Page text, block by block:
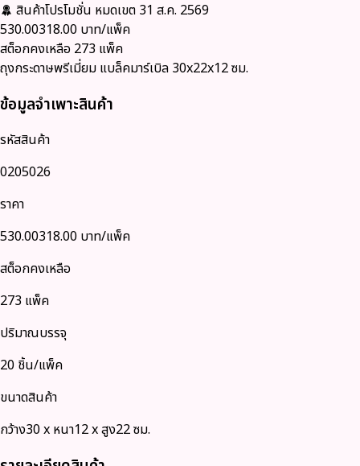
สินค้าโปรโมชั่น หมดเขต 31 ส.ค. 2569
530.00318.00 บาท/แพ็ค
สต็อกคงเหลือ 273 แพ็ค
ถุงกระดาษพรีเมี่ยม แบล็คมาร์เบิล 30x22x12 ซม.
ข้อมูลจำเพาะสินค้า
รหัสสินค้า
0205026
ราคา
530.00318.00 บาท/แพ็ค
สต็อกคงเหลือ
273 แพ็ค
ปริมาณบรรจุ
20 ชิ้น/แพ็ค
ขนาดสินค้า
กว้าง30 x หนา12 x สูง22 ซม.